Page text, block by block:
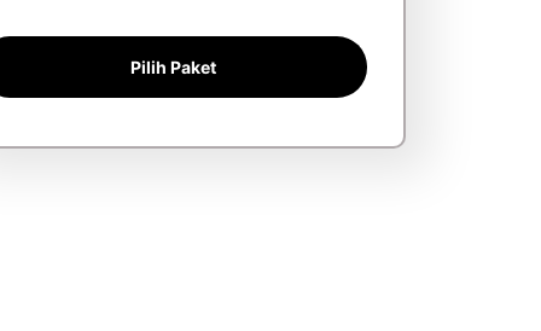
Pilih Paket